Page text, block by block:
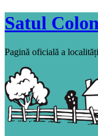
Satul
Pagină oficială a